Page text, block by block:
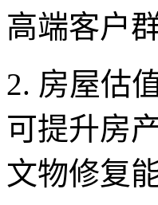
高端客户群
2. 房屋估
可提升房
文物修复能